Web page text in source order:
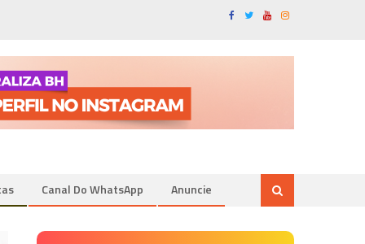
Canal Do WhatsApp Anuncie